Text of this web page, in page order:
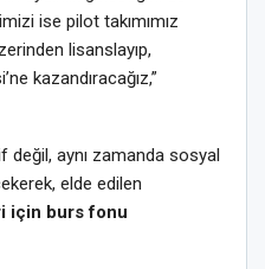
ise pilot takımımız
lisanslayıp,
kazandıracağız,”
değil, aynı zamanda sosyal
elde edilen
için burs fonu